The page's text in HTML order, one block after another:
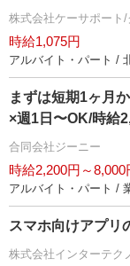
株式会社ケーサポート
時給1,075円
アルバイト・パート /
まずは短期1ヶ月
×週1日〜OK/時給
合同会社ジーニー
時給2,200円～8,000
アルバイト・パート /
スマホ向けアプリ
株式会社インターテク